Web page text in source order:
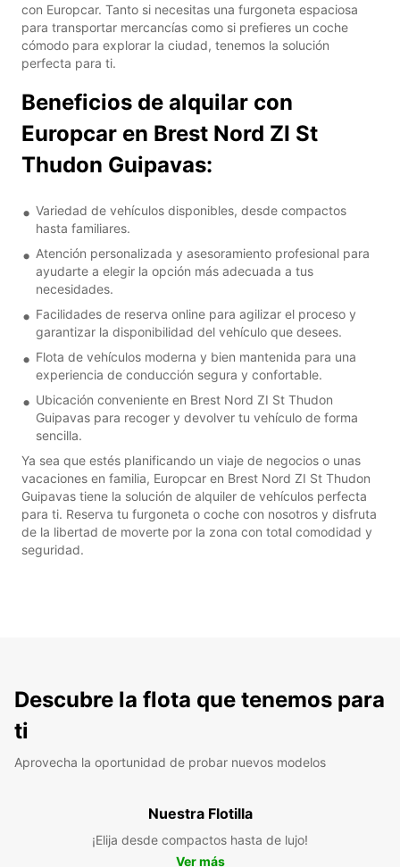
con Europcar. Tanto si necesitas una furgoneta espaciosa
para transportar mercancías como si prefieres un coche
cómodo para explorar la ciudad, tenemos la solución
perfecta para ti.
Beneficios de alquilar con
Europcar en Brest Nord ZI St
Thudon Guipavas:
Variedad de vehículos disponibles, desde compactos
hasta familiares.
Atención personalizada y asesoramiento profesional para
ayudarte a elegir la opción más adecuada a tus
necesidades.
Facilidades de reserva online para agilizar el proceso y
garantizar la disponibilidad del vehículo que desees.
Flota de vehículos moderna y bien mantenida para una
experiencia de conducción segura y confortable.
Ubicación conveniente en Brest Nord ZI St Thudon
Guipavas para recoger y devolver tu vehículo de forma
sencilla.
Ya sea que estés planificando un viaje de negocios o unas
vacaciones en familia, Europcar en Brest Nord ZI St Thudon
Guipavas tiene la solución de alquiler de vehículos perfecta
para ti. Reserva tu furgoneta o coche con nosotros y disfruta
de la libertad de moverte por la zona con total comodidad y
seguridad.
Descubre la flota que tenemos para
ti
Aprovecha la oportunidad de probar nuevos modelos
Nuestra Flotilla
¡Elija desde compactos hasta de lujo!
Ver más